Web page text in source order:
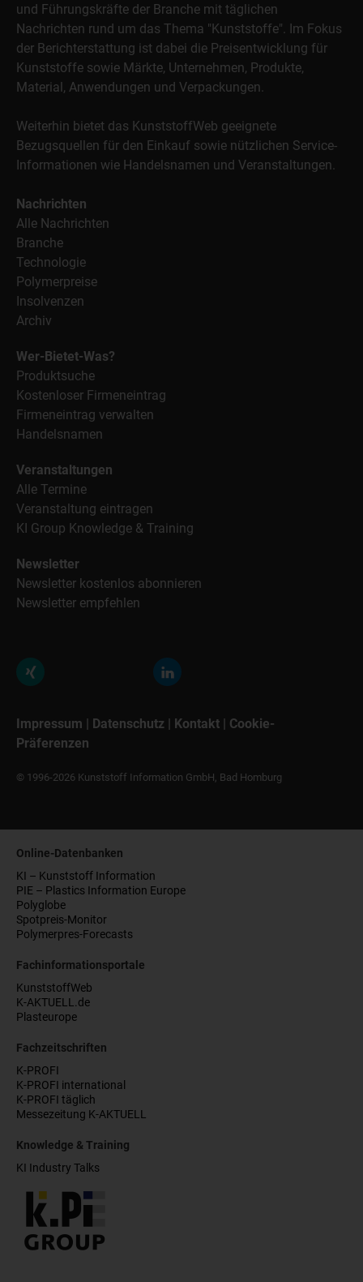
und Führungskräfte der Branche mit täglichen
Nachrichten rund um das Thema "Kunststoffe". Im Fokus
der Berichterstattung ist dabei die Preisentwicklung für
Kunststoffe sowie Märkte, Unternehmen, Produkte,
Material, Anwendungen und Verpackungen.
Weiterhin bietet das KunststoffWeb geeignete
Bezugsquellen für den Einkauf sowie nützlichen Service-
Informationen wie Handelsnamen und Veranstaltungen.
Nachrichten
Alle Nachrichten
Branche
Technologie
Polymerpreise
Insolvenzen
Archiv
Wer-Bietet-Was?
Produktsuche
Kostenloser Firmeneintrag
Firmeneintrag verwalten
Handelsnamen
Veranstaltungen
Alle Termine
Veranstaltung eintragen
KI Group Knowledge & Training
Newsletter
Newsletter kostenlos abonnieren
Newsletter empfehlen
Impressum | Datenschutz | Kontakt | Cookie-
Präferenzen
© 1996-2026 Kunststoff Information GmbH, Bad Homburg
Online-Datenbanken
KI – Kunststoff Information
PIE – Plastics Information Europe
Polyglobe
Spotpreis-Monitor
Polymerpres-Forecasts
Fachinformationsportale
KunststoffWeb
K-AKTUELL.de
Plasteurope
Fachzeitschriften
K-PROFI
K-PROFI international
K-PROFI täglich
Messezeitung K-AKTUELL
Knowledge & Training
KI Industry Talks